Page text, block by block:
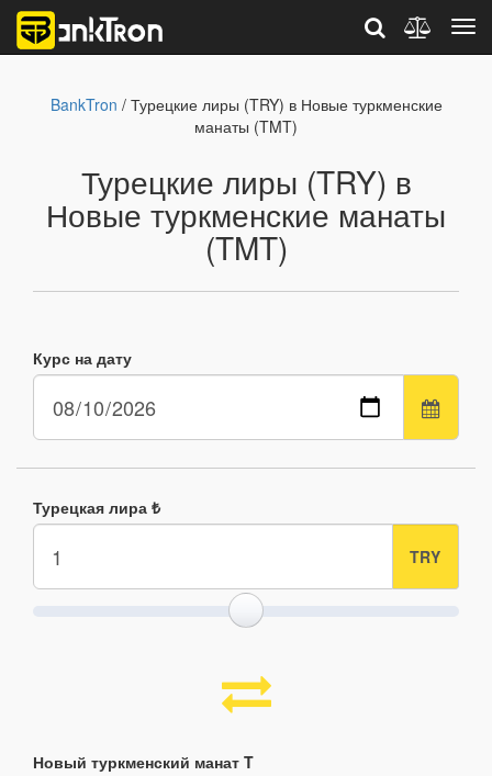
BankTron / Турецкие лиры (TRY) в Новые туркменские
манаты (TMT)
Турецкие лиры (TRY) в
Новые туркменские манаты
(TMT)
Курс на дату
Турецкая лира ₺
Новый туркменский манат T